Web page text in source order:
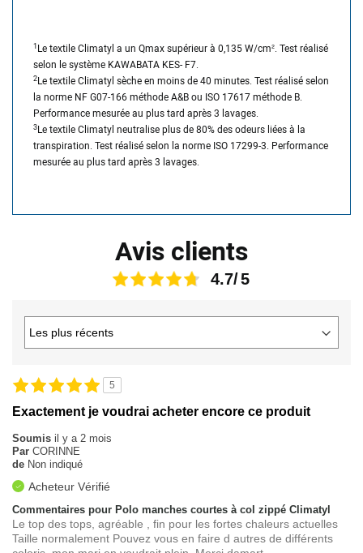
1Le textile Climatyl a un Qmax supérieur à 0,135 W/cm². Test réalisé
selon le système KAWABATA KES- F7.
2Le textile Climatyl sèche en moins de 40 minutes. Test réalisé selon
la norme NF G07-166 méthode A&B ou ISO 17617 méthode B.
Performance mesurée au plus tard après 3 lavages.
3Le textile Climatyl neutralise plus de 80% des odeurs liées à la
transpiration. Test réalisé selon la norme ISO 17299-3. Performance
mesurée au plus tard après 3 lavages.
Avis clients
4.7
5
Exactement je voudrai acheter encore ce produit
Soumis il y a 2 mois
Par CORINNE
de Non indiqué
Acheteur Vérifié
Commentaires pour Polo manches courtes à col zippé Climatyl
Le top des tops, agréable , fin pour les fortes chaleurs actuelles
Taille normalement Pouvez vous en faire d autres de différents